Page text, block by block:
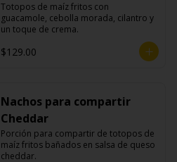
Totopos de maíz fritos con
guacamole, cebolla morada, cilantro y
un toque de crema.
$129.00
Nachos para compartir
Cheddar
Porción para compartir de totopos de
maíz fritos bañados en salsa de queso
cheddar.